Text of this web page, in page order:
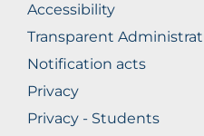
Accessibility
Transparent
Notification acts
Privacy
Privacy - Students